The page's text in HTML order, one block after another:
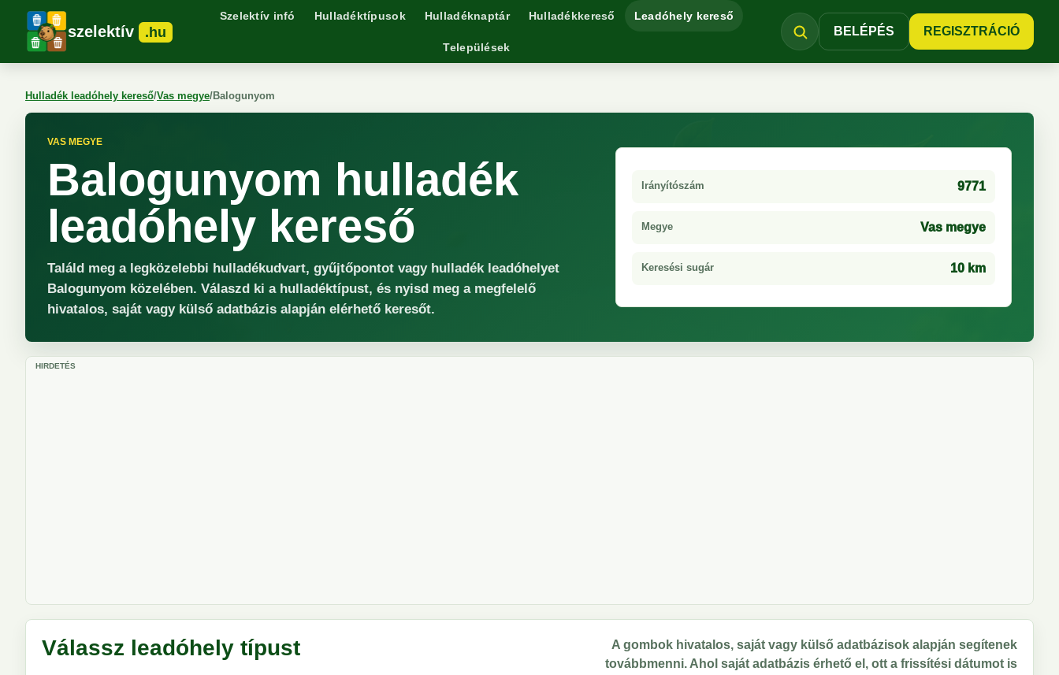
szelektív .hu
Szelektív infó Hulladéktípusok Hulladéknaptár Hulladékkereső Leadóhely kereső
Települések
BELÉPÉS REGISZTRÁCIÓ
Hulladék leadóhely kereső/Vas megye/Balogunyom
VAS MEGYE
Balogunyom hulladék
leadóhely kereső
Találd meg a legközelebbi hulladékudvart, gyűjtőpontot vagy hulladék leadóhelyet
Balogunyom közelében. Válaszd ki a hulladéktípust, és nyisd meg a megfelelő
hivatalos, saját vagy külső adatbázis alapján elérhető keresőt.
Irányítószám 9771
Megye Vas megye
Keresési sugár 10 km
HIRDETÉS
Válassz leadóhely típust
A gombok hivatalos, saját vagy külső adatbázisok alapján segítenek
továbbmenni. Ahol saját adatbázis érhető el, ott a frissítési dátumot is